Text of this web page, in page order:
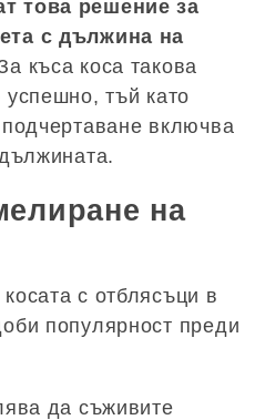
това решение за
с дължина на
къса коса такова
тъй като
включва
на
с отблясъци в
популярност преди
да съживите